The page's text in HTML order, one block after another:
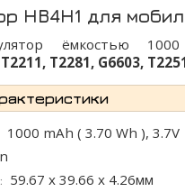
HB4H1 для
ёмкостью
T2281, G6603,
1000 mAh ( 3.70 Wh ), 3.7V
59.67 x 39.66 x 4.26мм